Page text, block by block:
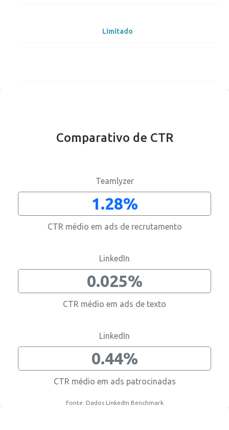
Recrutamento
Gestão de página
Limitado
Reviews
Apenas direitos de reposta
Cultura
Business intelligence
Comunicação
Comparativo de CTR
Teamlyzer
1.28%
CTR médio em ads de recrutamento
LinkedIn
0.025%
CTR médio em ads de texto
LinkedIn
0.44%
CTR médio em ads patrocinadas
Fonte: Dados LinkedIn Benchmark